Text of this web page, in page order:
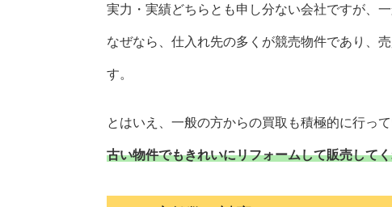
実力・実績どちらとも申し分ない会社ですが、
なぜなら、仕入れ先の多くが競売物件であり、
す。
とはいえ、一般の方からの買取も積極的に行って
古い物件でもきれいにリフォームして販売して